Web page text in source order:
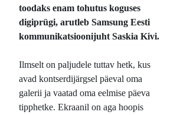
toodaks enam tohutus koguses
digiprügi, arutleb Samsung Eesti
kommunikatsioonijuht Saskia Kivi.
Ilmselt on paljudele tuttav hetk, kus
avad kontserdijärgsel päeval oma
galerii ja vaatad oma eelmise päeva
tipphetke. Ekraanil on aga hoopis